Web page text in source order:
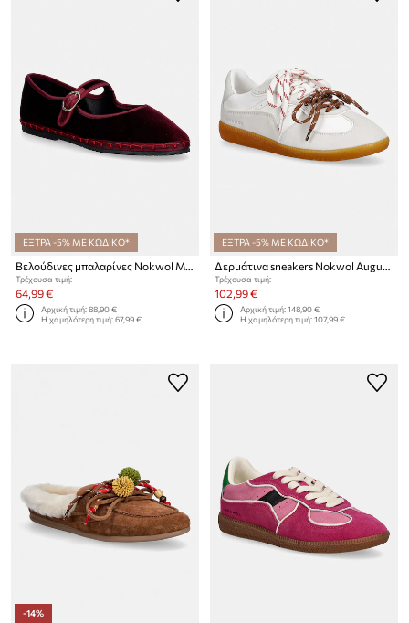
ΕΞΤΡΑ -5% ΜΕ ΚΩΔΙΚΟ*
Τρέχουσα τιμή:
64,99 €
Αρχική τιμή:88,90 €
Η χαμηλότερη τιμή:67,99 €
ΕΞΤΡΑ -5% ΜΕ ΚΩΔΙΚΟ*
Τρέχουσα τιμή:
102,99 €
Αρχική τιμή:148,90 €
Η χαμηλότερη τιμή:107,99 €
-14%